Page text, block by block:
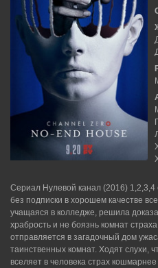
Сериал Нулевой канал (2016)
без подписки в хорошем качестве
учащаяся в колледже, решила
храбрость и не боязнь комнат
отправляется в загадочный дом
таинственных комнат. Ходят слухи,
вселяет в человека страх